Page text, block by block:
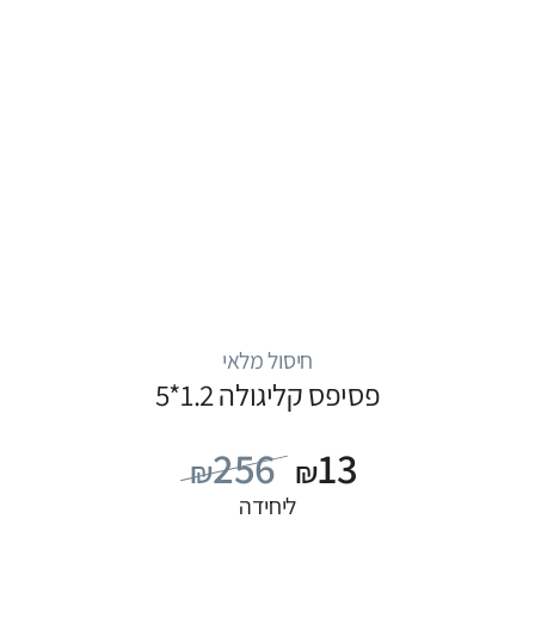
חיסול מלאי
פסיפס קליגולה 1.2*5
₪256 ₪13
ליחידה